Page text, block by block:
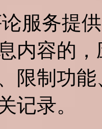
服务提
内容的
限制功
记录。